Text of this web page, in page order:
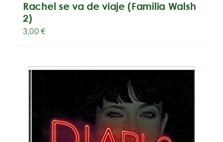
Rachel se va de viaje (Familia Walsh
2)
3,00€